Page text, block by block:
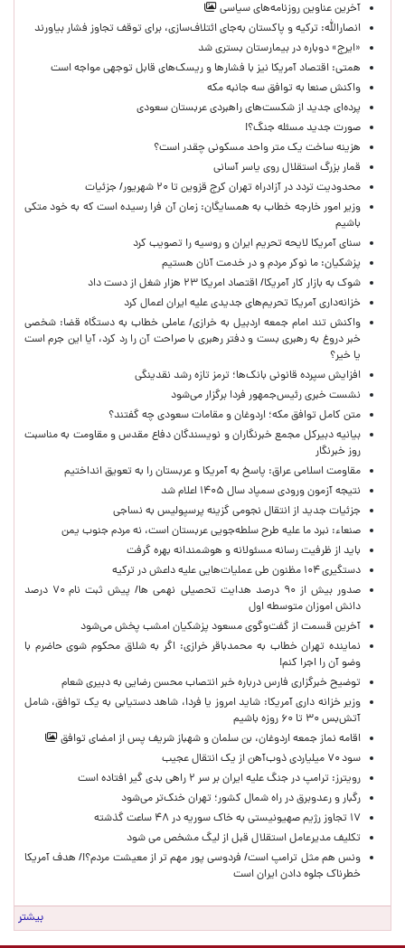
آخرین عناوین روزنامه‌های سیاسی
انصارالله: ترکیه و پاکستان به‌جای ائتلاف‌سازی، برای توقف تجاوز فشار بیاورند
«ایرج» دوباره در بیمارستان بستری شد
همتی: اقتصاد آمریکا نیز با فشارها و ریسک‌های قابل توجهی مواجه است
واکنش صنعا به توافق سه جانبه مکه
پرده‌ای جدید از شکست‌های راهبردی عربستان سعودی
صورت جدید مسئله جنگ؟!
هزینه ساخت یک متر واحد مسکونی چقدر است؟
قمار بزرگ استقلال روی یاسر آسانی
محدودیت تردد در آزادراه تهران کرج قزوین تا ۲۰ شهریور/ جزئیات
وزیر امور خارجه خطاب به همسایگان: زمان آن فرا رسیده است که به خود متکی
باشیم
سنای آمریکا لایحه تحریم ایران و روسیه را تصویب کرد
پزشکیان: ما نوکر مردم و در خدمت آنان هستیم
شوک به بازار کار آمریکا/ اقتصاد امریکا ۲۳ هزار شغل از دست داد
خزانه‌داری آمریکا تحریم‌های جدیدی علیه ایران اعمال کرد
واکنش تند امام جمعه اردبیل به خرازی/ عاملی خطاب به دستگاه قضا: شخصی
خبر دروغ به رهبری بست و دفتر رهبری با صراحت آن را رد کرد، آیا این جرم است
یا خیر؟
افزایش سپرده قانونی بانک‌ها؛ ترمز تازه رشد نقدینگی
نشست خبری رئیس‌جمهور فردا برگزار می‌شود
متن کامل توافق مکه؛ اردوغان و مقامات سعودی چه گفتند؟
بیانیه دبیرکل مجمع خبرنگاران و نویسندگان دفاع مقدس و مقاومت به مناسبت
روز خبرنگار
مقاومت اسلامی عراق: پاسخ به آمریکا و عربستان را به تعویق انداختیم
نتیجه آزمون ورودی سمپاد سال ۱۴۰۵ اعلام شد
جزئیات جدید از انتقال نجومی گزینه پرسپولیس به نساجی
صنعاء: نبرد ما علیه طرح سلطه‌جویی عربستان است، نه مردم جنوب یمن
باید از ظرفیت رسانه مسئولانه و هوشمندانه بهره گرفت
دستگیری ۱۰۴ مظنون طی عملیات‌هایی علیه داعش در ترکیه
صدور بیش از ۹۰ درصد هدایت تحصیلی نهمی ها/ پیش ثبت نام ۷۰ درصد
دانش اموزان متوسطه اول
آخرین قسمت از گفت‌وگوی مسعود پزشکیان امشب پخش می‌شود
نماینده تهران خطاب به محمدباقر خرازی: اگر به شلاق محکوم شوی حاضرم با
وضو آن را اجرا کنم!
توضیح خبرگزاری فارس درباره خبر انتصاب محسن رضایی به دبیری شعام
وزیر خزانه داری آمریکا: شاید امروز یا فردا، شاهد دستیابی به یک توافق، شامل
آتش‌بس ۳۰ تا ۶۰ روزه باشیم
اقامه نماز جمعه اردوغان، بن ‌سلمان و شهباز شریف پس از امضای توافق
سود ۷۰ میلیاردی ذوب‌آهن از یک انتقال عجیب
رویترز: ترامپ در جنگ علیه ایران بر سر ۲ راهی بدی گیر افتاده است
رگبار و رعدوبرق در راه شمال کشور؛ تهران خنک‌تر می‌شود
۱۷ تجاوز رژیم صهیونیستی به خاک سوریه در ۴۸ ساعت گذشته
تکلیف مدیرعامل استقلال قبل از لیگ مشخص می شود
ونس هم مثل ترامپ است/ فردوسی پور مهم تر از معیشت مردم؟!/ هدف آمریکا
خطرناک جلوه دادن ایران است
بیشتر